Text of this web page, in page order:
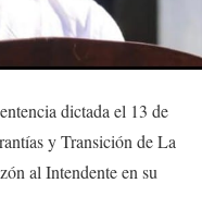
dictada el 13 de
y Transición de La
al Intendente en su